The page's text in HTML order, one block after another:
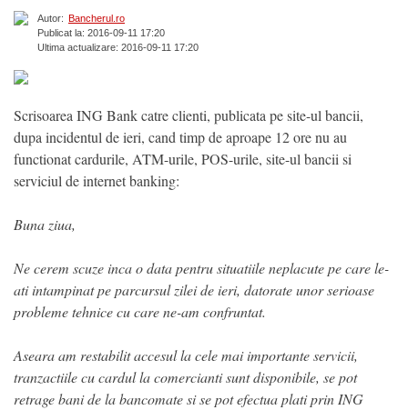
Autor: Bancherul.ro
Publicat la: 2016-09-11 17:20
Ultima actualizare: 2016-09-11 17:20
Scrisoarea ING Bank catre clienti, publicata pe site-ul bancii,
dupa incidentul de ieri, cand timp de aproape 12 ore nu au
functionat cardurile, ATM-urile, POS-urile, site-ul bancii si
serviciul de internet banking:
Buna ziua,
Ne cerem scuze inca o data pentru situatiile neplacute pe care le-
ati intampinat pe parcursul zilei de ieri, datorate unor serioase
probleme tehnice cu care ne-am confruntat.
Aseara am restabilit accesul la cele mai importante servicii,
tranzactiile cu cardul la comercianti sunt disponibile, se pot
retrage bani de la bancomate si se pot efectua plati prin ING